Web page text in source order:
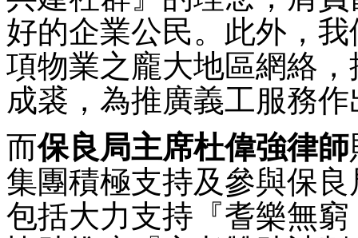
好的企業公民。此外，
項物業之龐大地區網絡
成裘，為推廣義工服務
而保良局主席杜偉強律師
集團積極支持及參與保
包括大力支持『耆樂無